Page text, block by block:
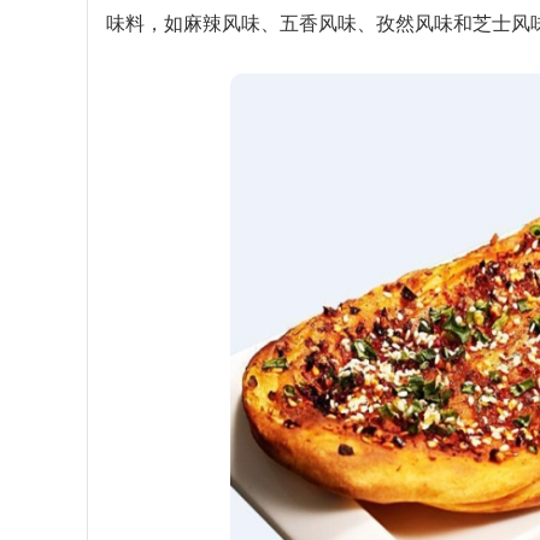
味料，如麻辣风味、五香风味、孜然风味和芝士风